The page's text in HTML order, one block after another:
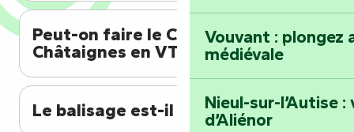
Vouvant : plongez
médiévale
Nieul-sur-l’Autise
d’Aliénor
Peut-on faire le Chemin des
Châtaignes en VTT ?
Le balisage est-il fiable ?